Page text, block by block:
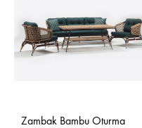
Zambak Bambu Oturma